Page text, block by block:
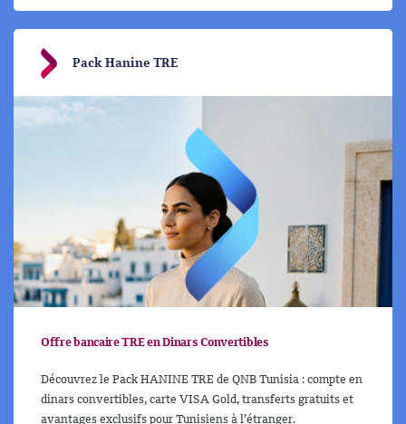
Pack Hanine TRE
Offre bancaire TRE en Dinars Convertibles
Découvrez le Pack HANINE TRE de QNB Tunisia : compte en
dinars convertibles, carte VISA Gold, transferts gratuits et
avantages exclusifs pour Tunisiens à l’étranger.